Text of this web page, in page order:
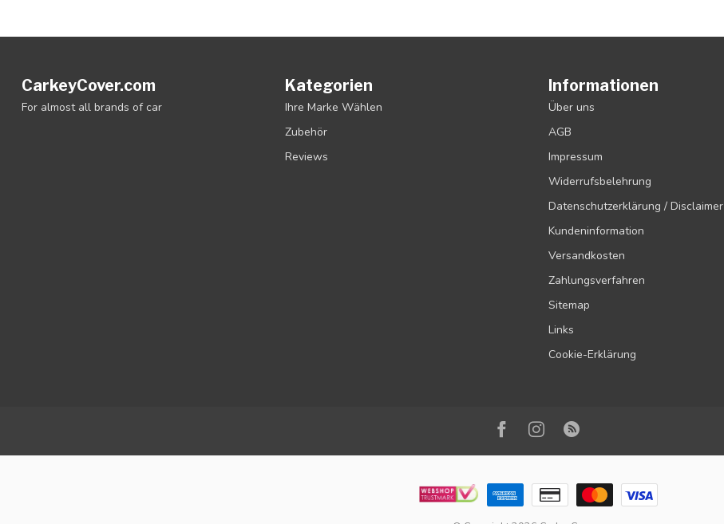
CarkeyCover.com
For almost all brands of car
Kategorien
Ihre Marke Wählen
Zubehör
Reviews
Informationen
Über uns
AGB
Impressum
Widerrufsbelehrung
Datenschutzerklärung / Disclaimer
Kundeninformation
Versandkosten
Zahlungsverfahren
Sitemap
Links
Cookie-Erklärung